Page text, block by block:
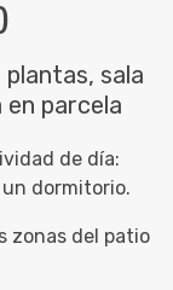
plantas, sala
parcela
de día:
dormitorio.
zonas del patio